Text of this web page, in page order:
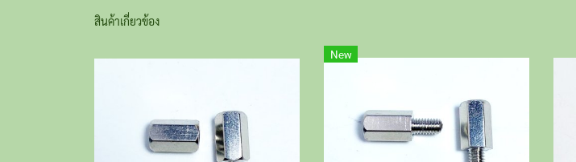
สินค้าเกี่ยวข้อง
New